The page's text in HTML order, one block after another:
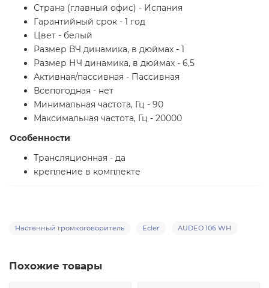
Страна (главный офис) - Испания
Гарантийный срок - 1 год
Цвет - белый
Размер ВЧ динамика, в дюймах - 1
Размер НЧ динамика, в дюймах - 6,5
Активная/пассивная - Пассивная
Всепогодная - нет
Минимальная частота, Гц - 90
Максимальная частота, Гц - 20000
Особенности
Трансляционная - да
крепление в комплекте
Настенный громкоговоритель Ecler AUDEO 106 WH
Похожие товары